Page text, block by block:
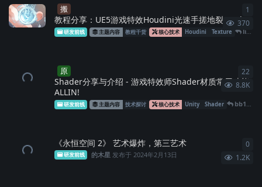
搬
教程分享：UE5游戏特效Houdini光速手搓地裂mesh
研发前线 主题内容 教程干货 核心技术 Houdini Texture line923
370
1
原
Shader分享与介绍 - 游戏特效师Shader材质常用功能
ALLIN!
研发前线 主题内容 技术探讨 核心技术 Unity Shader bb123
8.8K
22
《永恒空间 2》 艺术爆炸，第三艺术
研发前线 的木星 发布于2024年2月13日 1.2K
0